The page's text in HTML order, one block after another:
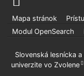
Mapa stránok
Modul OpenSearch
Slovenská lesnícka
univerzite vo Zvolene